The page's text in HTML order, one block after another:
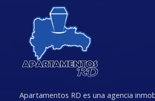
Apartamentos RD es una agencia